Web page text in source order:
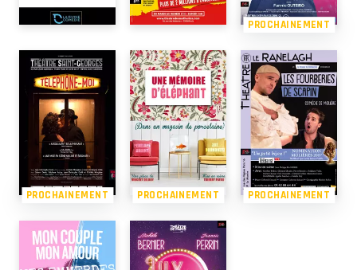
PROCHAINEMENT
PROCHAINEMENT PROCHAINEMENT PROCHAINEMENT